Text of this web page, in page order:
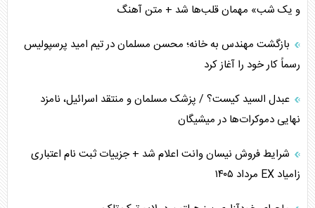
اربعین، کابوس مشترک تل‌آویو-واشنگتن
برنامه هفتم توسعه در نقطه کور سیاستگذاری
اوکراین بازوی مخرب آمریکا در غرب آسیا
اهمیت راهبردی اردن برای آمریکا
پیام، ظرفیت بالفعل‌نشده تجارت ایران
و یک شب» مهمان قلب‌ها شد + متن آهنگ
بازگشت مهندس به خانه؛ محسن مسلمان در تیم امید پرسپولیس
رسماً کار خود را آغاز کرد
عبدل السید کیست؟ / پزشک مسلمان و منتقد اسرائیل، نامزد
نهایی دموکرات‌ها در میشیگان
شرایط فروش نیسان وانت اعلام شد + جزییات ثبت نام اعتباری
زامیاد EX مرداد ۱۴۰۵